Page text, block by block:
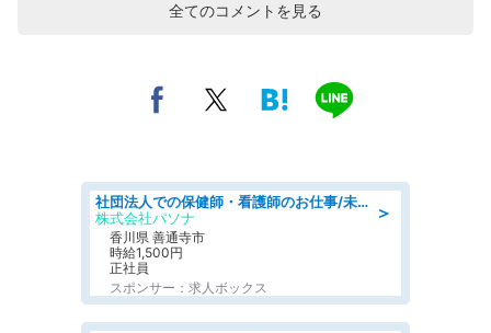
全てのコメントを見る
＞
社団法人での保健師・看護師のお仕事/未経験OK/要資格:普通免許、保健師、正看護師
株式会社パソナ
香川県 善通寺市
時給1,500円
正社員
スポンサー：求人ボックス